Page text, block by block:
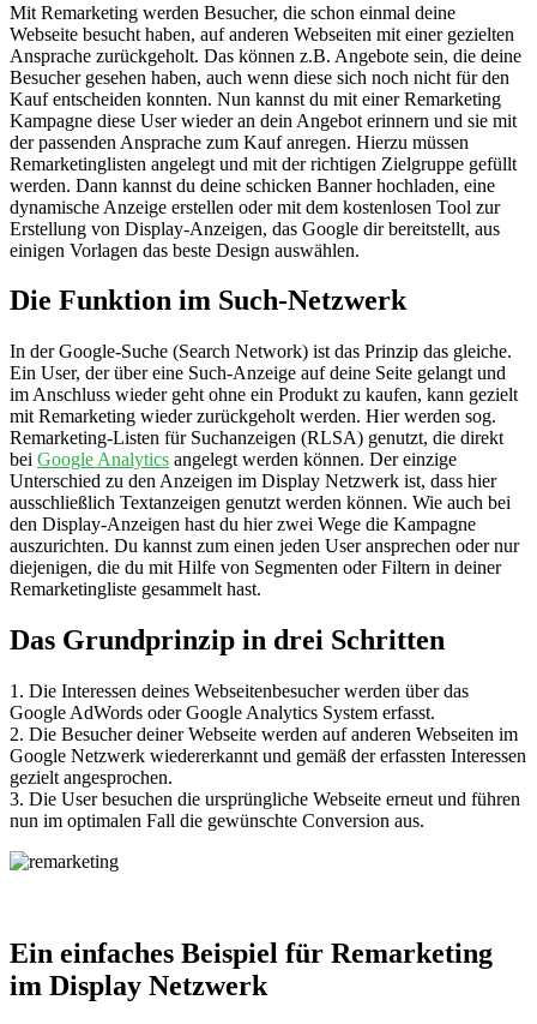
Mit Remarketing werden Besucher, die schon einmal deine
Webseite besucht haben, auf anderen Webseiten mit einer gezielten
Ansprache zurückgeholt. Das können z.B. Angebote sein, die deine
Besucher gesehen haben, auch wenn diese sich noch nicht für den
Kauf entscheiden konnten. Nun kannst du mit einer Remarketing
Kampagne diese User wieder an dein Angebot erinnern und sie mit
der passenden Ansprache zum Kauf anregen. Hierzu müssen
Remarketinglisten angelegt und mit der richtigen Zielgruppe gefüllt
werden. Dann kannst du deine schicken Banner hochladen, eine
dynamische Anzeige erstellen oder mit dem kostenlosen Tool zur
Erstellung von Display-Anzeigen, das Google dir bereitstellt, aus
einigen Vorlagen das beste Design auswählen.
Die Funktion im Such-Netzwerk
In der Google-Suche (Search Network) ist das Prinzip das gleiche.
Ein User, der über eine Such-Anzeige auf deine Seite gelangt und
im Anschluss wieder geht ohne ein Produkt zu kaufen, kann gezielt
mit Remarketing wieder zurückgeholt werden. Hier werden sog.
Remarketing-Listen für Suchanzeigen (RLSA) genutzt, die direkt
bei Google Analytics angelegt werden können. Der einzige
Unterschied zu den Anzeigen im Display Netzwerk ist, dass hier
ausschließlich Textanzeigen genutzt werden können. Wie auch bei
den Display-Anzeigen hast du hier zwei Wege die Kampagne
auszurichten. Du kannst zum einen jeden User ansprechen oder nur
diejenigen, die du mit Hilfe von Segmenten oder Filtern in deiner
Remarketingliste gesammelt hast.
Das Grundprinzip in drei Schritten
1. Die Interessen deines Webseitenbesucher werden über das
Google AdWords oder Google Analytics System erfasst.
2. Die Besucher deiner Webseite werden auf anderen Webseiten im
Google Netzwerk wiedererkannt und gemäß der erfassten Interessen
gezielt angesprochen.
3. Die User besuchen die ursprüngliche Webseite erneut und führen
nun im optimalen Fall die gewünschte Conversion aus.
Ein einfaches Beispiel für Remarketing
im Display Netzwerk